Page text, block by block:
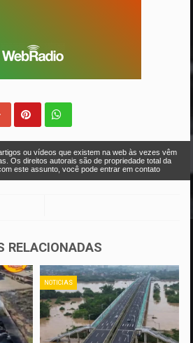
ou vídeos que existem na web às vezes vêm
Os direitos autorais são de propriedade total da
este assunto, você pode entrar em contato
RELACIONADAS
NOTICIAS